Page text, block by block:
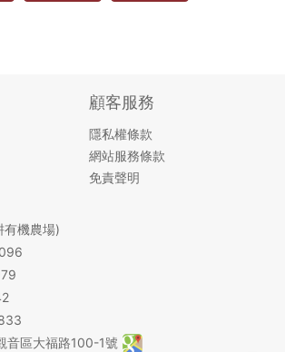
顧客服務
隱私權條款
網站服務條款
免責聲明
有機農場)
音區大福路100-1號